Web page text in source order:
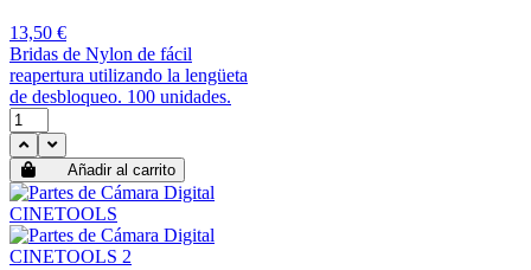
13,50 €
Bridas de Nylon de fácil
reapertura utilizando la lengüeta
de desbloqueo. 100 unidades.
Añadir al carrito